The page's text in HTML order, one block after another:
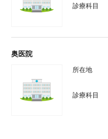
診療科目
奥医院
所在地
診療科目